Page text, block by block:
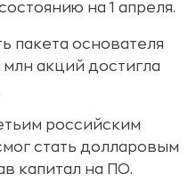
на 1 апреля.
пакета основателя
акций достигла
российским
стать долларовым
капитал на ПО.